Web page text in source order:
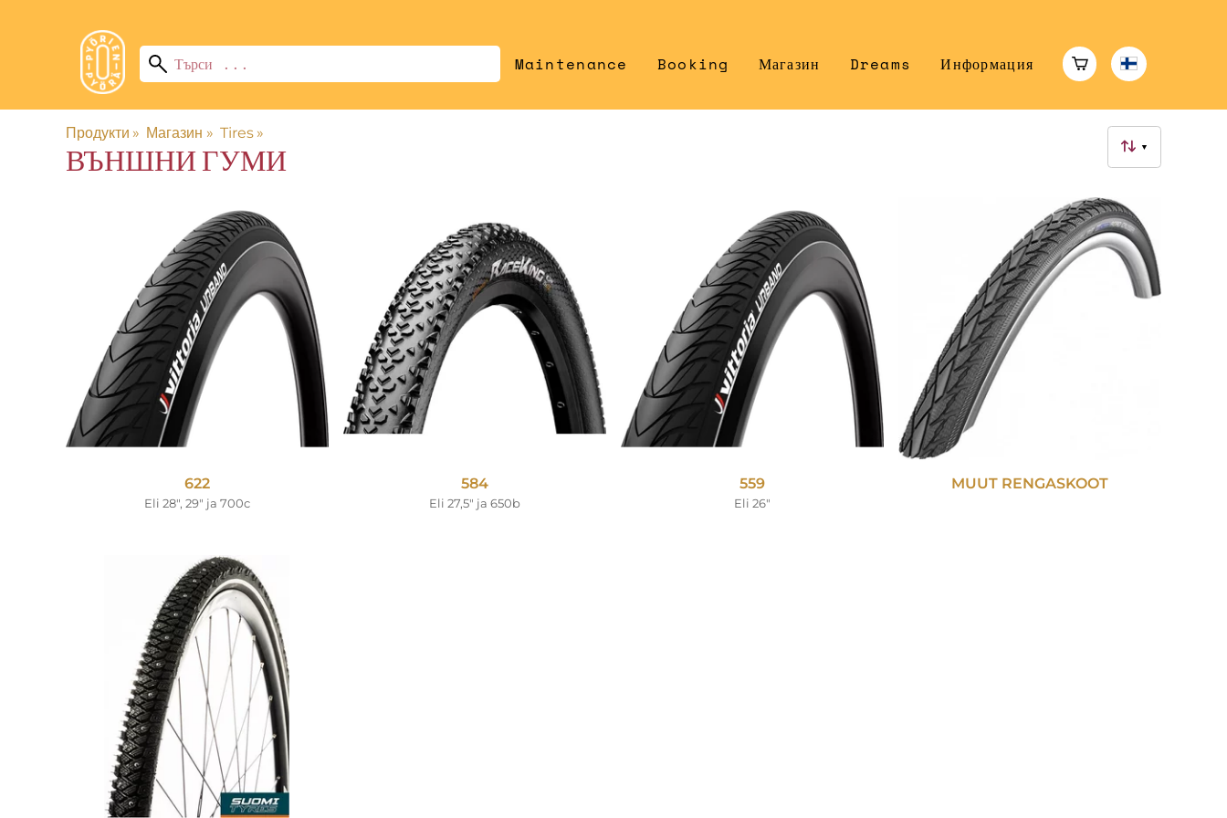
Maintenance Booking Магазин Dreams Информация
Продукти ‪» Магазин ‪» Tires ‪»
▼
ВЪНШНИ ГУМИ
622
Eli 28", 29" ja 700c
584
Eli 27,5" ja 650b
559
Eli 26"
MUUT RENGASKOOT